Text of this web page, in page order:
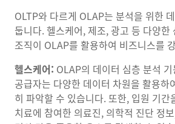
OLTP와 다르게 OLAP는 분석을 위한
둡니다. 헬스케어, 제조, 광고 등 다양한
조직이 OLAP를 활용하여 비즈니스를
헬스케어: OLAP의 데이터 심층 분석
공급자는 다양한 데이터 차원을 활용하
히 파악할 수 있습니다. 또한, 입원 기간
치료에 참여한 의료진, 의학적 진단 정